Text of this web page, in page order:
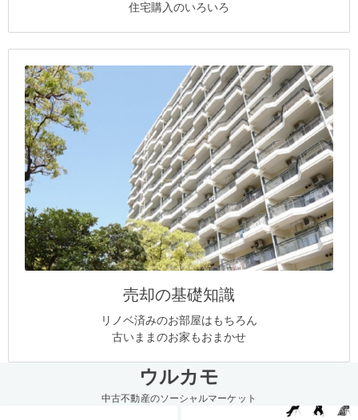
住宅購入のいろいろ
売却の基礎知識
リノベ済みのお部屋はもちろん
古いままのお家もおまかせ
ウルカモ
中古不動産のソーシャルマーケット